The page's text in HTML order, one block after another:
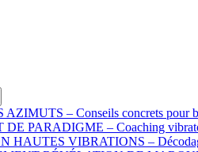
– Conseils concrets pour
PARADIGME – Coaching
HAUTES VIBRATIONS –